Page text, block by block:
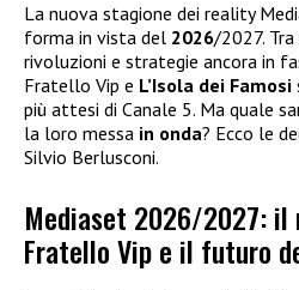
La nuova stagione dei reality
forma in vista del 2026/2027.
rivoluzioni e strategie ancora in
Fratello Vip e L’Isola dei Famosi
più attesi di Canale 5. Ma quale
la loro messa in onda? Ecco le
Silvio Berlusconi.
Mediaset 2026/2027: il
Fratello Vip e il futuro